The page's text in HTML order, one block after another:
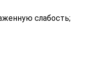
слабость;